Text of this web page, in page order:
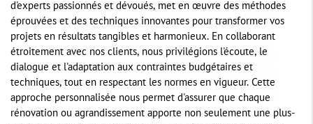
d'experts passionnés et dévoués, met en œuvre des méthodes
éprouvées et des techniques innovantes pour transformer vos
projets en résultats tangibles et harmonieux. En collaborant
étroitement avec nos clients, nous privilégions l'écoute, le
dialogue et l'adaptation aux contraintes budgétaires et
techniques, tout en respectant les normes en vigueur. Cette
approche personnalisée nous permet d'assurer que chaque
rénovation ou agrandissement apporte non seulement une plus-